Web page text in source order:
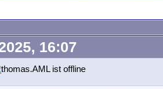
16:07